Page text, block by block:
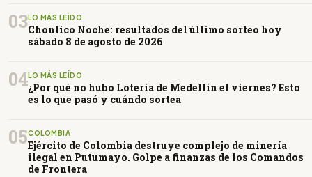
03LO MÁS LEÍDO
Chontico Noche: resultados del último sorteo hoy
sábado 8 de agosto de 2026
04LO MÁS LEÍDO
¿Por qué no hubo Lotería de Medellín el viernes? Esto
es lo que pasó y cuándo sortea
05COLOMBIA
Ejército de Colombia destruye complejo de minería
ilegal en Putumayo. Golpe a finanzas de los Comandos
de Frontera